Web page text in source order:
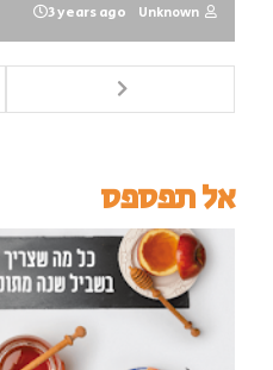
Unknown
3 years ago
אל תפספס